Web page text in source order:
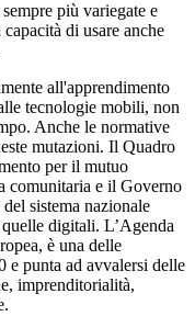
più variegate e
di usare anche
all'apprendimento
tecnologie mobili, non
Anche le normative
mutazioni. Il Quadro
per il mutuo
comunitaria e il Governo
sistema nazionale
digitali. L’Agenda
è una delle
e punta ad avvalersi delle
imprenditorialità,